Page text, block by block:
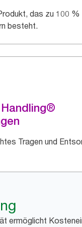
das zu 100 %
besteht.
Tragen und
ermöglicht